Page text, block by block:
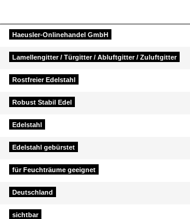
Haeusler-Onlinehandel GmbH
Lamellengitter / Türgitter / Abluftgitter / Zuluftgitter
Rostfreier Edelstahl
Robust Stabil Edel
Edelstahl
Edelstahl gebürstet
für Feuchträume geeignet
Deutschland
sichtbar